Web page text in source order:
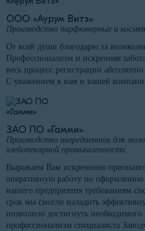
ООО «Аурум Витэ»
Производство парфюмерных и
От всей души благодарю за
Профессионализм и искренняя
весь процесс регистрации
С уважением к вам и вашей
ЗАО ПО «Гамми»
Производство ингредиентов для
хлебопекарной промышленности
Выражаем Вам искреннюю
оперативную работу по оформлению
нашего предприятия требованиям
срок мы смогли наладить
позволило достигнуть необходимого
профессионализм специалиста